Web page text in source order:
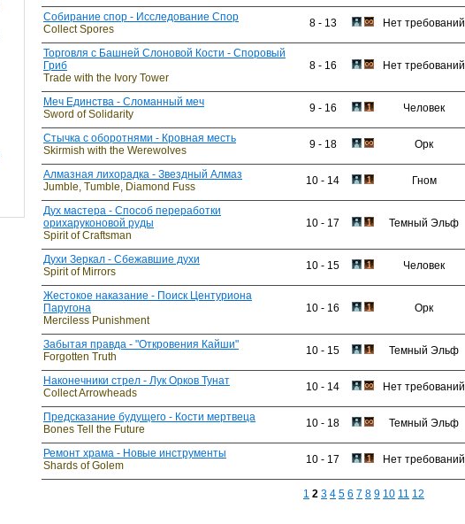
Собирание спор - Исследование Спор
Collect Spores
8 - 13 Нет требований
Торговля с Башней Слоновой Кости - Споровый
Гриб
Trade with the Ivory Tower
8 - 16 Нет требований
Меч Единства - Сломанный меч
Sword of Solidarity
9 - 16 Человек
Стычка с оборотнями - Кровная месть
Skirmish with the Werewolves
9 - 18 Орк
Алмазная лихорадка - Звездный Алмаз
Jumble, Tumble, Diamond Fuss
10 - 14 Гном
Дух мастера - Способ переработки
орихаруконовой руды
Spirit of Craftsman
10 - 17 Темный Эльф
Духи Зеркал - Сбежавшие духи
Spirit of Mirrors
10 - 15 Человек
Жестокое наказание - Поиск Центуриона
Паругона
Merciless Punishment
10 - 16 Орк
Забытая правда - "Откровения Кайши"
Forgotten Truth
10 - 15 Темный Эльф
Наконечники стрел - Лук Орков Тунат
Collect Arrowheads
10 - 14 Нет требований
Предсказание будущего - Кости мертвеца
Bones Tell the Future
10 - 18 Темный Эльф
Ремонт храма - Новые инструменты
Shards of Golem
10 - 17 Нет требований
1 2 3 4 5 6 7 8 9 10 11 12